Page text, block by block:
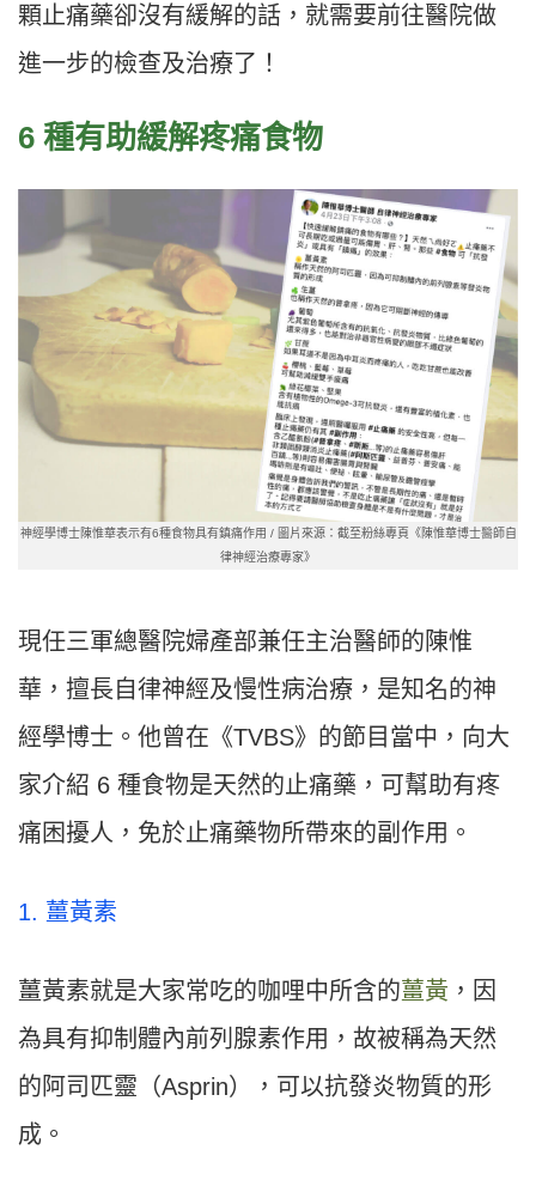
顆止痛藥卻沒有緩解的話，就需要前往醫院做
進一步的檢查及治療了！
6 種有助緩解疼痛食物
神經學博士陳惟華表示有6種食物具有鎮痛作用 / 圖片來源：截至粉絲專頁《陳惟華博士醫師自
律神經治療專家》
現任三軍總醫院婦產部兼任主治醫師的陳惟
華，擅長自律神經及慢性病治療，是知名的神
經學博士。他曾在《TVBS》的節目當中，向大
家介紹 6 種食物是天然的止痛藥，可幫助有疼
痛困擾人，免於止痛藥物所帶來的副作用。
1. 薑黃素
薑黃素就是大家常吃的咖哩中所含的薑黃 ，因
為具有抑制體內前列腺素作用，故被稱為天然
的阿司匹靈（Asprin），可以抗發炎物質的形
成。